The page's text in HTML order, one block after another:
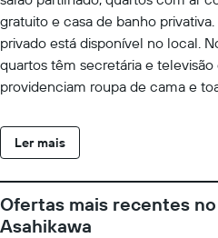
gratuito e casa de banho
privado está disponível no local.
quartos têm secretária e
providenciam roupa de cama e
Kuretake Inn Asahikawa vai
gastronomia japonesa e europeia.
qualquer momento do dia.
pontos de interesse populares
Ler mais
Ofertas mais recentes
Asahikawa